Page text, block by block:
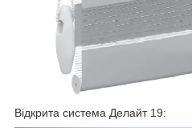
Відкрита система Делайт 19: